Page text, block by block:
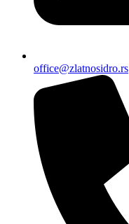
office@zlatnosidro.rs